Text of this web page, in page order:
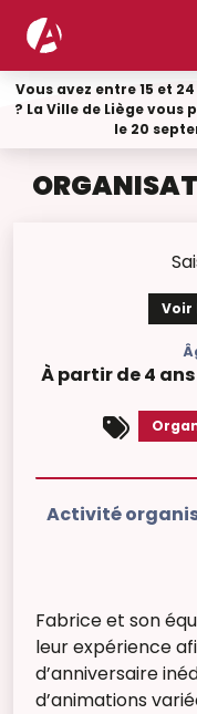
Vous avez entre 15 et
? La Ville de Liège
le 20
Voir
À partir de 4 ans
Activité
Fabrice et son
leur expérience
d’anniversaire
d’animations